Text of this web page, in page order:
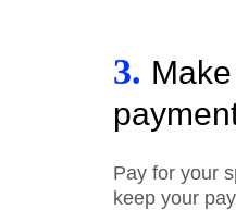
3.
Pay for your
keep your